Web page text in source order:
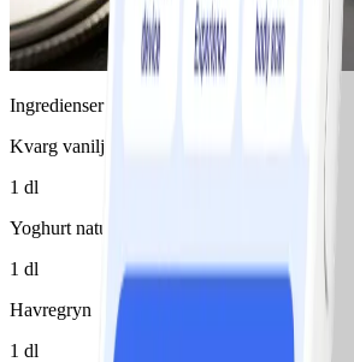
Ingredienser
Kvarg vanilj 0,2 %
1 dl
Yoghurt naturell 0,5%
1 dl
Havregryn
1 dl